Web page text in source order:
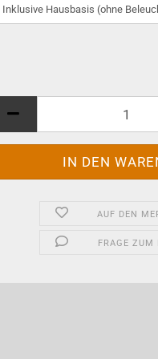
AUF DEN
FRAGE ZUM